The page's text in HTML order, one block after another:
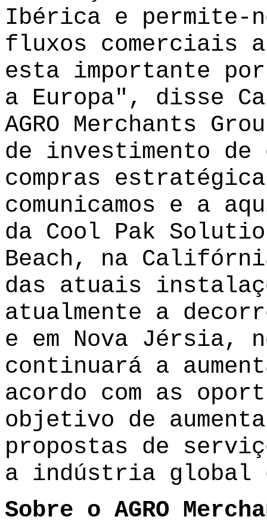
Ibérica e permite-
fluxos comerciais
esta importante
a Europa", disse
AGRO Merchants
de investimento
compras
comunicamos e a
da Cool Pak
Beach, na
das atuais
atualmente a
e em Nova Jérsia,
continuará a
acordo com as
objetivo de
propostas de
a indústria global
Sobre o AGRO